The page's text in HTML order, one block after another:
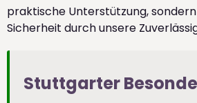
praktische Unterstützung,
Sicherheit durch unsere
Stuttgarter